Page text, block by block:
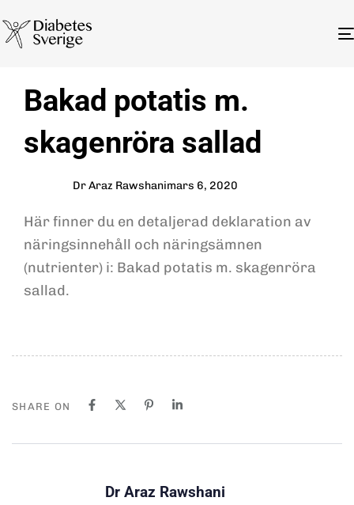
IN:
Bakad potatis m.
skagenröra sallad
Dr Araz Rawshani
on:
mars 6, 2020
Här finner du en detaljerad deklaration av
näringsinnehåll och näringsämnen
(nutrienter) i: Bakad potatis m. skagenröra
sallad.
SHARE ON
Dr Araz Rawshani